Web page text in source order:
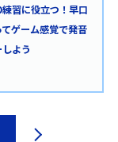
習に役立つ！早口
ゲーム感覚で発音
よう